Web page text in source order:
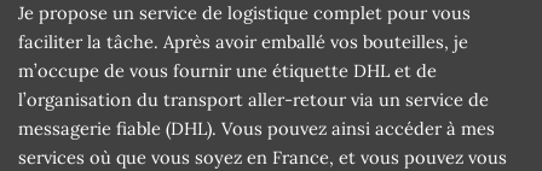
Je propose un service de logistique complet pour vous
faciliter la tâche. Après avoir emballé vos bouteilles, je
m’occupe de vous fournir une étiquette DHL et de
l’organisation du transport aller-retour via un service de
messagerie fiable (DHL). Vous pouvez ainsi accéder à mes
services où que vous soyez en France, et vous pouvez vous